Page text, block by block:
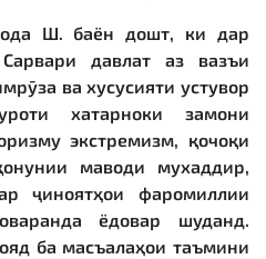
Ш. баён дошт, ки дар
давлат аз вазъи
ва хусусияти устувор
хатарноки замони
экстремизм, қочоқи
маводи мухаддир,
ҷиноятҳои фаромиллии
ёдовар шуданд.
ба масъалаҳои таъмини